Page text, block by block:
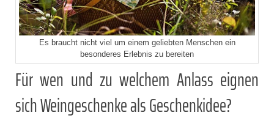
Es braucht nicht viel um einem geliebten Menschen ein
besonderes Erlebnis zu bereiten
Für wen und zu welchem Anlass eignen
sich Weingeschenke als Geschenkidee?